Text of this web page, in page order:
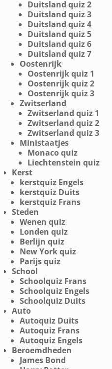
Duitsland quiz 2
Duitsland quiz 3
Duitsland quiz 4
Duitsland quiz 5
Duitsland quiz 6
Duitsland quiz 7
Oostenrijk
Oostenrijk quiz 1
Oostenrijk quiz 2
Oostenrijk quiz 3
Zwitserland
Zwitserland quiz 1
Zwitserland quiz 2
Zwitserland quiz 3
Ministaatjes
Monaco quiz
Liechtenstein quiz
Kerst
kerstquiz Engels
kerstquiz Duits
kerstquiz Frans
Steden
Wenen quiz
Londen quiz
Berlijn quiz
New York quiz
Parijs quiz
School
Schoolquiz Frans
Schoolquiz Engels
Schoolquiz Duits
Auto
Autoquiz Duits
Autoquiz Frans
Autoquiz Engels
Beroemdheden
James Bond